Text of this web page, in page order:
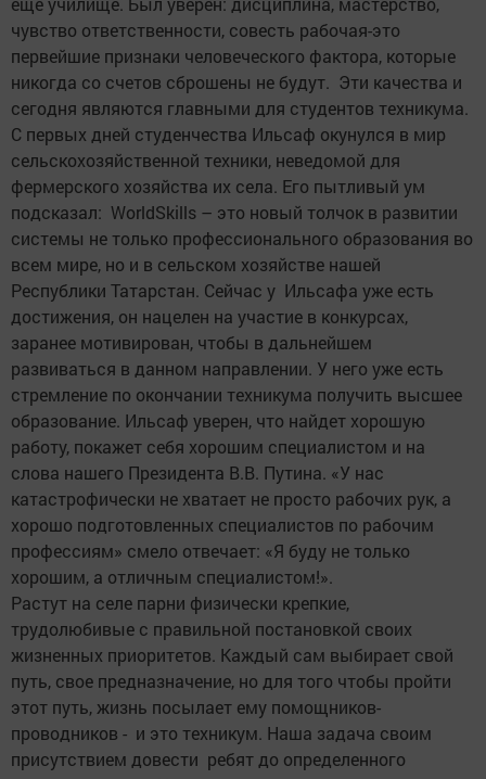
чувство ответственности, совесть рабочая-это
первейшие признаки человеческого фактора, которые
никогда со счетов сброшены не будут. Эти качества и
сегодня являются главными для студентов техникума.
С первых дней студенчества Ильсаф окунулся в мир
сельскохозяйственной техники, неведомой для
фермерского хозяйства их села. Его пытливый ум
подсказал: WorldSkills – это новый толчок в развитии
системы не только профессионального образования во
всем мире, но и в сельском хозяйстве нашей
Республики Татарстан. Сейчас у Ильсафа уже есть
достижения, он нацелен на участие в конкурсах,
заранее мотивирован, чтобы в дальнейшем
развиваться в данном направлении. У него уже есть
стремление по окончании техникума получить высшее
образование. Ильсаф уверен, что найдет хорошую
работу, покажет себя хорошим специалистом и на
слова нашего Президента В.В. Путина. «У нас
катастрофически не хватает не просто рабочих рук, а
хорошо подготовленных специалистов по рабочим
профессиям» смело отвечает: «Я буду не только
хорошим, а отличным специалистом!».
Растут на селе парни физически крепкие,
трудолюбивые с правильной постановкой своих
жизненных приоритетов. Каждый сам выбирает свой
путь, свое предназначение, но для того чтобы пройти
этот путь, жизнь посылает ему помощников-
проводников - и это техникум. Наша задача своим
присутствием довести ребят до определенного